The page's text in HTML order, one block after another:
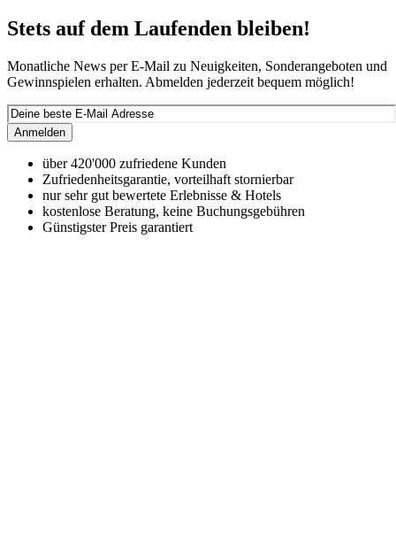
Stets auf dem Laufenden bleiben!
Monatliche News per E-Mail zu Neuigkeiten, Sonderangeboten und
Gewinnspielen erhalten. Abmelden jederzeit bequem möglich!
Anmelden
über 420'000 zufriedene Kunden
Zufriedenheitsgarantie, vorteilhaft stornierbar
nur sehr gut bewertete Erlebnisse & Hotels
kostenlose Beratung, keine Buchungsgebühren
Günstigster Preis garantiert